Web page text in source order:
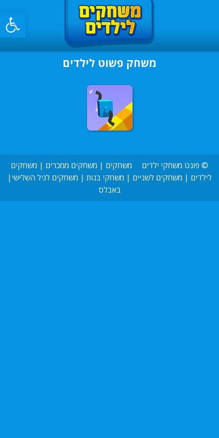
פתח
משחק פשוט לילדים
© פונט משחקי ילדים משחקים | משחקים ממכרים | משחקים
לילדים | משחקים לשניים | משחקי בנות | משחקים לגיל השלישי |
באבלס